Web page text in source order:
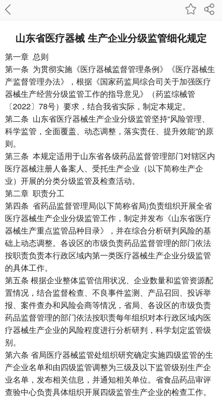
山东省医疗器械 生产企业分级监管细化规定
第一章 总则
第一条 为贯彻实施《医疗器械监督管理条例》《医疗器械生
产监督管理办法》，根据《国家药监局综合司关于加强医疗
器械生产经营分级监管工作的指导意见》（药监综械管
〔2022〕78号）要求，结合我省实际，制定本规定。
第二条 山东省医疗器械生产企业分级监管坚持“风险管理、
科学监管，全面覆盖、动态调整，落实责任、提升效能”的原
则。
第三条 本规定适用于山东省各级药品监督管理部门对辖区内
医疗器械注册人备案人、受托生产企业（以下简称生产企
业）开展的分类分级监管及检查活动。
第二章 职责分工
第四条 省药品监督管理局(以下简称省局)负责组织开展全省
医疗器械生产企业分级监管工作，制定并发布《山东省医疗
器械生产重点监管品种目录》，并在综合分析研判风险的基
础上动态调整。各设区的市级负责药品监督管理的部门依法
按职责负责本行政区域内第一类医疗器械生产企业分级监管
的具体工作。
第五条 根据企业整体监管信用状况、企业数量和监管资源配
置情况，结合监督检查、不良事件监测、产品召回、投诉举
报、案件查办和风险会商等情况，省局、各设区的市级负责
药品监督管理的部门依法按职责每年组织对本行政区域内医
疗器械生产企业的风险程度进行分析研判，科学划定监管级
别。
第六条 省局医疗器械监管处组织研究确定实施四级监管的生
产企业名单和由四级监管调整为三级及以下监管级别生产企
业名单，发布相关信息，并通知相关单位。省食品药品审评
查验中心负责具体组织开展四级监管生产企业的检查工作。